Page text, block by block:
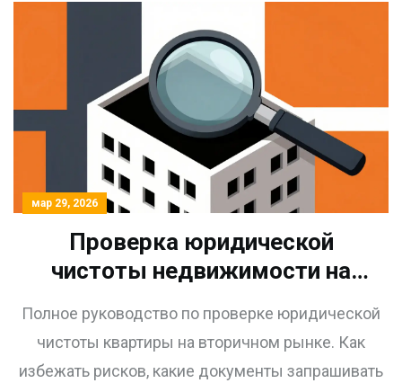
мар 29, 2026
Проверка юридической
чистоты недвижимости на
инструкция
Полное руководство по проверке юридической
чистоты квартиры на вторичном рынке. Как
избежать рисков, какие документы запрашивать